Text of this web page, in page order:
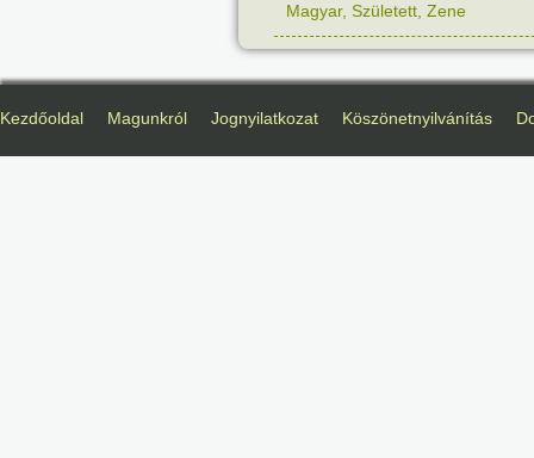
Magyar, Született Zene
Kezdőoldal Magunkról Jognyilatkozat Köszönetnyilvánítás